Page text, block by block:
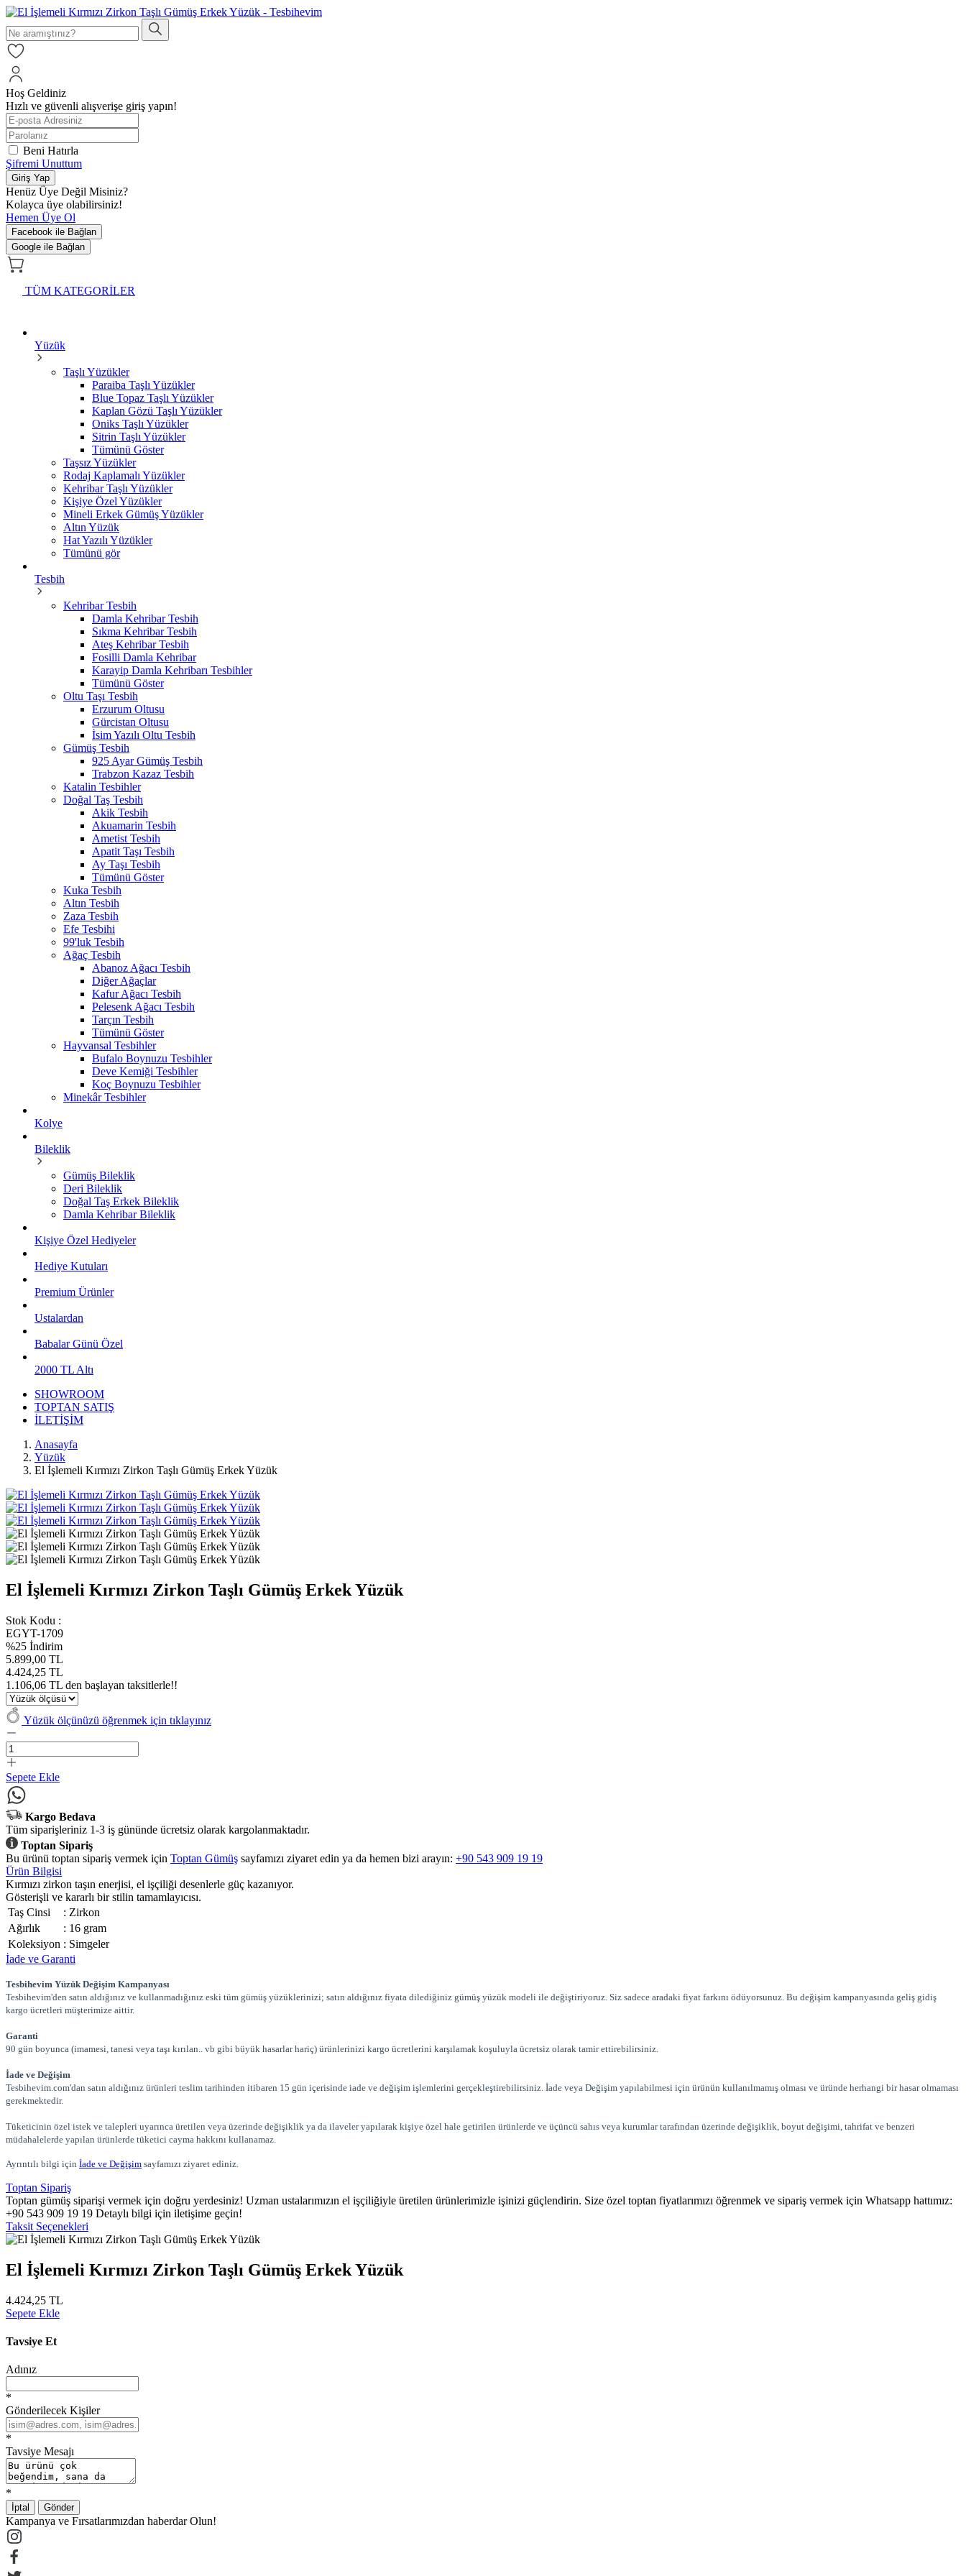
Hoş Geldiniz
Hızlı ve güvenli alışverişe giriş yapın!
Beni Hatırla
Şifremi Unuttum
Giriş Yap
Henüz Üye Değil Misiniz?
Kolayca üye olabilirsiniz!
Hemen Üye Ol
Facebook ile Bağlan
Google ile Bağlan
TÜM KATEGORİLER
Yüzük
Taşlı Yüzükler
Paraiba Taşlı Yüzükler
Blue Topaz Taşlı Yüzükler
Kaplan Gözü Taşlı Yüzükler
Oniks Taşlı Yüzükler
Sitrin Taşlı Yüzükler
Tümünü Göster
Taşsız Yüzükler
Rodaj Kaplamalı Yüzükler
Kehribar Taşlı Yüzükler
Kişiye Özel Yüzükler
Mineli Erkek Gümüş Yüzükler
Altın Yüzük
Hat Yazılı Yüzükler
Tümünü gör
Tesbih
Kehribar Tesbih
Damla Kehribar Tesbih
Sıkma Kehribar Tesbih
Ateş Kehribar Tesbih
Fosilli Damla Kehribar
Karayip Damla Kehribarı Tesbihler
Tümünü Göster
Oltu Taşı Tesbih
Erzurum Oltusu
Gürcistan Oltusu
İsim Yazılı Oltu Tesbih
Gümüş Tesbih
925 Ayar Gümüş Tesbih
Trabzon Kazaz Tesbih
Katalin Tesbihler
Doğal Taş Tesbih
Akik Tesbih
Akuamarin Tesbih
Ametist Tesbih
Apatit Taşı Tesbih
Ay Taşı Tesbih
Tümünü Göster
Kuka Tesbih
Altın Tesbih
Zaza Tesbih
Efe Tesbihi
99'luk Tesbih
Ağaç Tesbih
Abanoz Ağacı Tesbih
Diğer Ağaçlar
Kafur Ağacı Tesbih
Pelesenk Ağacı Tesbih
Tarçın Tesbih
Tümünü Göster
Hayvansal Tesbihler
Bufalo Boynuzu Tesbihler
Deve Kemiği Tesbihler
Koç Boynuzu Tesbihler
Minekâr Tesbihler
Kolye
Bileklik
Gümüş Bileklik
Deri Bileklik
Doğal Taş Erkek Bileklik
Damla Kehribar Bileklik
Kişiye Özel Hediyeler
Hediye Kutuları
Premium Ürünler
Ustalardan
Babalar Günü Özel
2000 TL Altı
SHOWROOM
TOPTAN SATIŞ
İLETİŞİM
Anasayfa
Yüzük
El İşlemeli Kırmızı Zirkon Taşlı Gümüş Erkek Yüzük
El İşlemeli Kırmızı Zirkon Taşlı Gümüş Erkek Yüzük
Stok Kodu :
EGYT-1709
%25 İndirim
5.899,00 TL
4.424,25 TL
1.106,06 TL den başlayan taksitlerle!!
Yüzük ölçünüzü öğrenmek için tıklayınız
Sepete Ekle
Kargo Bedava
Tüm siparişleriniz 1-3 iş gününde ücretsiz olarak kargolanmaktadır.
Toptan Sipariş
Bu ürünü toptan sipariş vermek için Toptan Gümüş sayfamızı ziyaret edin ya da hemen bizi arayın: +90 543 909 19 19
Ürün Bilgisi
Kırmızı zirkon taşın enerjisi, el işçiliği desenlerle güç kazanıyor.
Gösterişli ve kararlı bir stilin tamamlayıcısı.
Taş Cinsi
: Zirkon
Ağırlık
: 16 gram
Koleksiyon : Simgeler
İade ve Garanti
Tesbihevim Yüzük Değişim Kampanyası
Tesbihevim'den satın aldığınız ve kullanmadığınız eski tüm gümüş yüzüklerinizi; satın aldığınız fiyata dilediğiniz gümüş yüzük modeli ile değiştiriyoruz. Siz sadece aradaki fiyat farkını ödüyorsunuz. Bu değişim kampanyasında geliş gidiş
kargo ücretleri müşterimize aittir.
Garanti
90 gün boyunca (imamesi, tanesi veya taşı kırılan.. vb gibi büyük hasarlar hariç) ürünlerinizi kargo ücretlerini karşılamak koşuluyla ücretsiz olarak tamir ettirebilirsiniz.
İade ve Değişim
Tesbihevim.com'dan satın aldığınız ürünleri teslim tarihinden itibaren 15 gün içerisinde iade ve değişim işlemlerini gerçekleştirebilirsiniz. İade veya Değişim yapılabilmesi için ürünün kullanılmamış olması ve üründe herhangi bir hasar olmaması
gerekmektedir.
Tüketicinin özel istek ve talepleri uyarınca üretilen veya üzerinde değişiklik ya da ilaveler yapılarak kişiye özel hale getirilen ürünlerde ve üçüncü sahıs veya kurumlar tarafından üzerinde değişiklik, boyut değişimi, tahrifat ve benzeri
müdahalelerde yapılan ürünlerde tüketici cayma hakkını kullanamaz.
Ayrıntılı bilgi için İade ve Değişim sayfamızı ziyaret ediniz.
Toptan Sipariş
Toptan gümüş siparişi vermek için doğru yerdesiniz! Uzman ustalarımızın el işçiliğiyle üretilen ürünlerimizle işinizi güçlendirin. Size özel toptan fiyatlarımızı öğrenmek ve sipariş vermek için Whatsapp hattımız:
+90 543 909 19 19 Detaylı bilgi için iletişime geçin!
Taksit Seçenekleri
El İşlemeli Kırmızı Zirkon Taşlı Gümüş Erkek Yüzük
4.424,25 TL
Sepete Ekle
Tavsiye Et
Adınız
*
Gönderilecek Kişiler
*
Tavsiye Mesajı
*
İptal Gönder
Kampanya ve Fırsatlarımızdan haberdar Olun!